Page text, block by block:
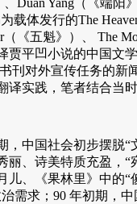
载体发行的The
（《五魁》）、 The
贾平凹小说的中国文
刊对外宣传任务的新
译实践，笔者结合当
中国社会初步摆脱“
丽、诗美特质充盈，
儿、《果林里》中的
需求；90 年初期，